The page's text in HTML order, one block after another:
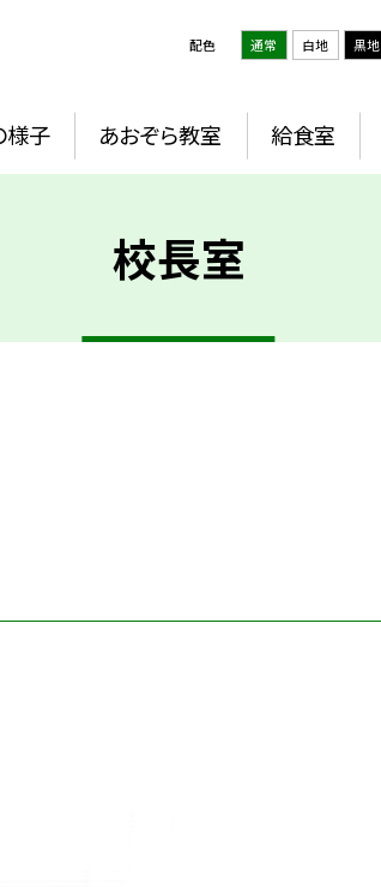
配色 通常 白地 黒地
様子 あおぞら教室 給食室
校長室